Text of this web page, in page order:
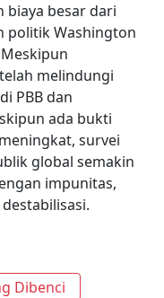
biaya besar dari
politik Washington
melindungi
PBB dan
ada bukti
survei
global semakin
impunitas,
Dibenci